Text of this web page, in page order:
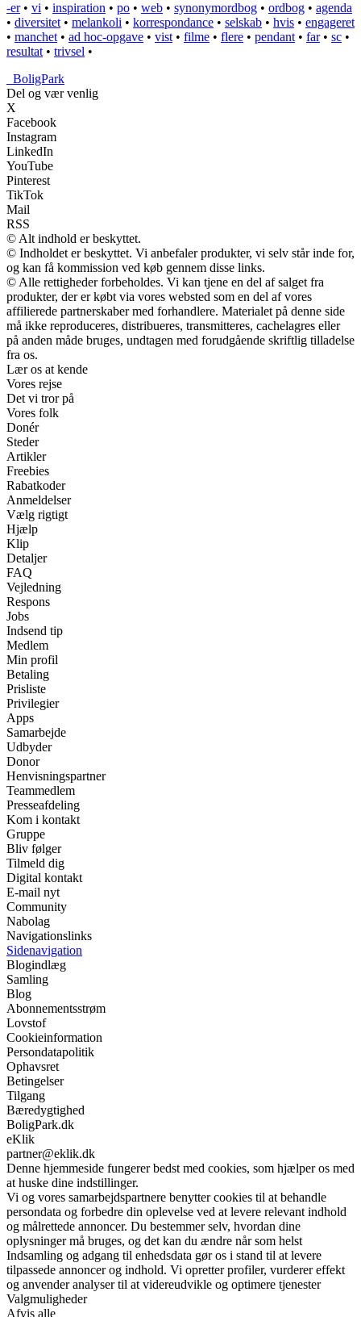
-er• vi • inspiration • po • web • synonymordbog • ordbog • agenda
• diversitet • melankoli • korrespondance • selskab • hvis • engageret
• manchet • ad hoc-opgave • vist • filme • flere • pendant • far• sc •
resultat • trivsel •
BoligPark
Del og vær venlig
X
Facebook
Instagram
LinkedIn
YouTube
Pinterest
TikTok
Mail
RSS
© Alt indhold er beskyttet.
© Indholdet er beskyttet. Vi anbefaler produkter, vi selv står inde for,
og kan få kommission ved køb gennem disse links.
© Alle rettigheder forbeholdes. Vi kan tjene en del af salget fra
produkter, der er købt via vores websted som en del af vores
affilierede partnerskaber med forhandlere. Materialet på denne side
må ikke reproduceres, distribueres, transmitteres, cachelagres eller
på anden måde bruges, undtagen med forudgående skriftlig tilladelse
fra os.
Lær os at kende
Vores rejse
Det vi tror på
Vores folk
Donér
Steder
Artikler
Freebies
Rabatkoder
Anmeldelser
Vælg rigtigt
Hjælp
Klip
Detaljer
FAQ
Vejledning
Respons
Jobs
Indsend tip
Medlem
Min profil
Betaling
Prisliste
Privilegier
Apps
Samarbejde
Udbyder
Donor
Henvisningspartner
Teammedlem
Presseafdeling
Kom i kontakt
Gruppe
Bliv følger
Tilmeld dig
Digital kontakt
E-mail nyt
Community
Nabolag
Navigationslinks
Sidenavigation
Blogindlæg
Samling
Blog
Abonnementsstrøm
Lovstof
Cookieinformation
Persondatapolitik
Ophavsret
Betingelser
Tilgang
Bæredygtighed
BoligPark.dk
eKlik
partner@eklik.dk
Denne hjemmeside fungerer bedst med cookies, som hjælper os med
at huske dine indstillinger.
Vi og vores samarbejdspartnere benytter cookies til at behandle
persondata og forbedre din oplevelse ved at levere relevant indhold
og målrettede annoncer. Du bestemmer selv, hvordan dine
oplysninger må bruges, og det kan du ændre når som helst
Indsamling og adgang til enhedsdata gør os i stand til at levere
tilpassede annoncer og indhold. Vi opretter profiler, vurderer effekt
og anvender analyser til at videreudvikle og optimere tjenester
Valgmuligheder
Afvis alle